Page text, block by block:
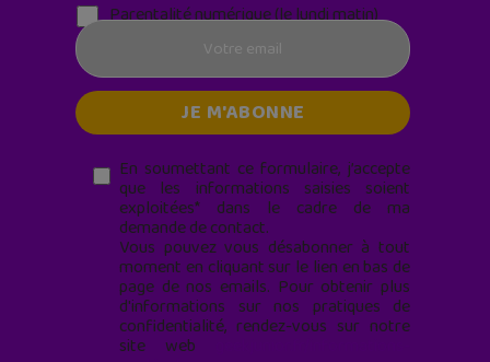
Parentalité numérique (le lundi matin)
En soumettant ce formulaire, j’accepte
que les informations saisies soient
exploitées* dans le cadre de ma
demande de contact.
Vous pouvez vous désabonner à tout
moment en cliquant sur le lien en bas de
page de nos emails. Pour obtenir plus
d'informations sur nos pratiques de
confidentialité, rendez-vous sur notre
site web